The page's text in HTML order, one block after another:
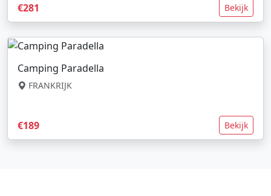
€281 Bekijk
Camping Paradella
FRANKRIJK
€189 Bekijk